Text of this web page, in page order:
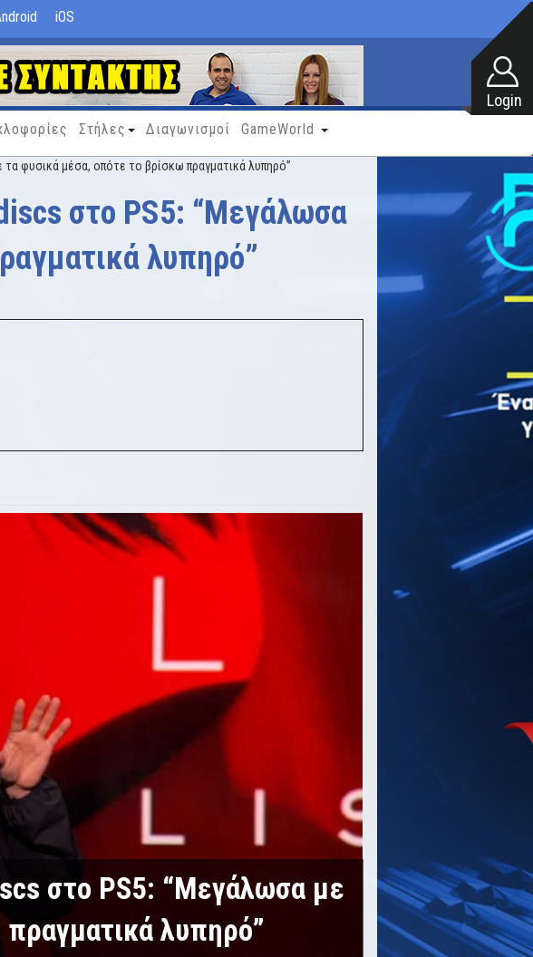
iOS
Στήλες Διαγωνισμοί GameWorld
φυσικά μέσα, οπότε το βρίσκω πραγματικά λυπηρό”
στο PS5: “Μεγάλωσα
λυπηρό”
στο PS5: “Μεγάλωσα με
λυπηρό”